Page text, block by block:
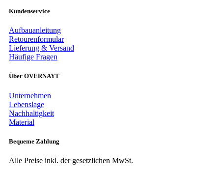
Kundenservice
Aufbauanleitung
Retourenformular
Lieferung & Versand
Häufige Fragen
Über OVERNAYT
Unternehmen
Lebenslage
Nachhaltigkeit
Material
Bequeme Zahlung
Alle Preise inkl. der gesetzlichen MwSt.